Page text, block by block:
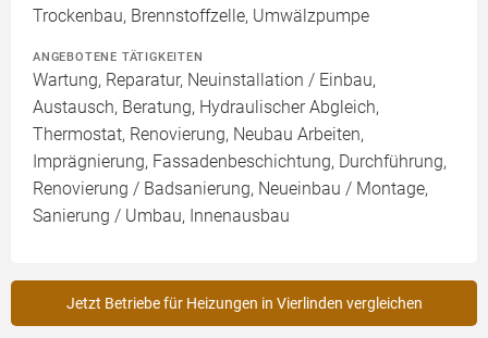
Trockenbau, Brennstoffzelle, Umwälzpumpe
ANGEBOTENE TÄTIGKEITEN
Wartung, Reparatur, Neuinstallation / Einbau,
Austausch, Beratung, Hydraulischer Abgleich,
Thermostat, Renovierung, Neubau Arbeiten,
Imprägnierung, Fassadenbeschichtung, Durchführung,
Renovierung / Badsanierung, Neueinbau / Montage,
Sanierung / Umbau, Innenausbau
Jetzt Betriebe für Heizungen in Vierlinden vergleichen